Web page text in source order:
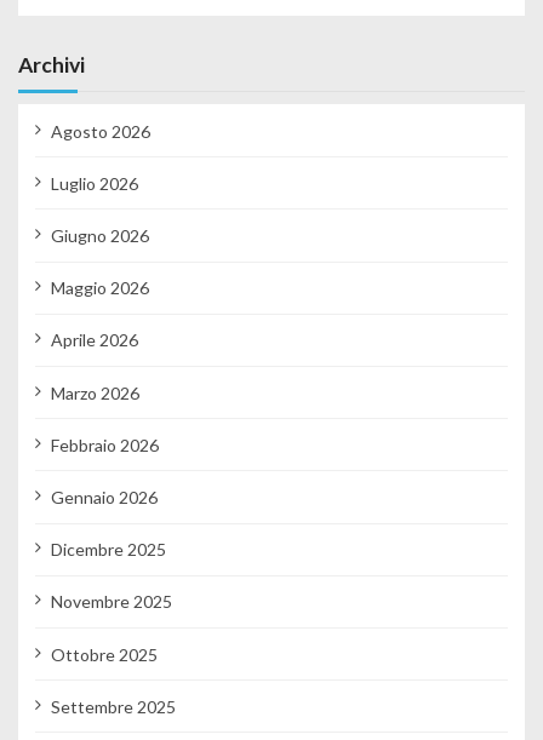
Archivi
Agosto 2026
Luglio 2026
Giugno 2026
Maggio 2026
Aprile 2026
Marzo 2026
Febbraio 2026
Gennaio 2026
Dicembre 2025
Novembre 2025
Ottobre 2025
Settembre 2025